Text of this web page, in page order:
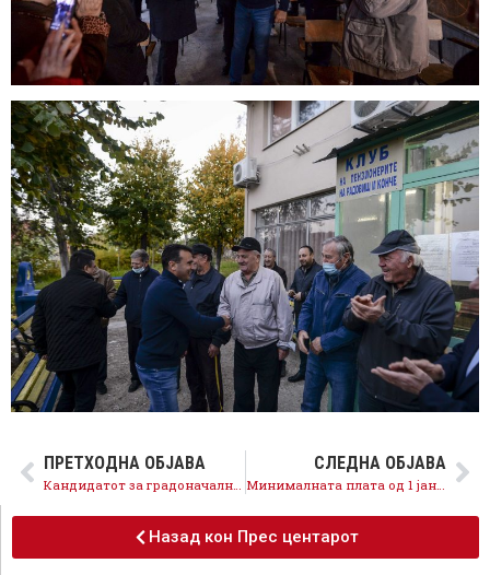
ПРЕТХОДНА ОБЈАВА СЛЕДНА ОБЈАВА
Минималната плата од 1 јануари ќе биде 18.000 денари, просечната порасна на 28.642 денари, да гласаме за бројот 12 да продолжи напредокот
Назад кон Прес центарот